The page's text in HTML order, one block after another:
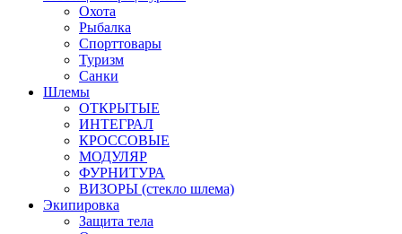
Охота
Рыбалка
Спорттовары
Туризм
Санки
Шлемы
ОТКРЫТЫЕ
ИНТЕГРАЛ
КРОССОВЫЕ
МОДУЛЯР
ФУРНИТУРА
ВИЗОРЫ (стекло шлема)
Экипировка
Защита тела